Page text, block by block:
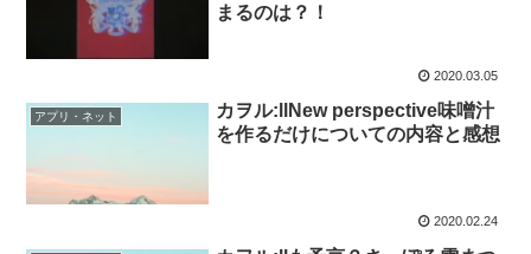
まるのは？！
2020.03.05
アプリ・ネット
カヲル:llNew perspective味噌汁
を作るだけについての内容と感想
2020.02.24